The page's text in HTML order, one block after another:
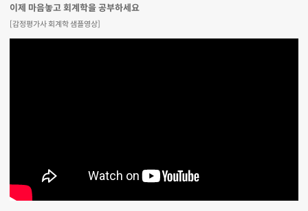
이제 마음놓고 회계학을 공부하세요
[감정평가사 회계학 샘플영상]